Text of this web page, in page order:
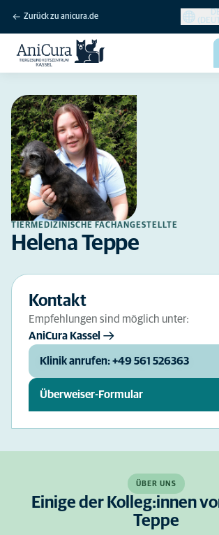
Zurück zu anicura.de
TIERMEDIZINISCHE FACHANGESTELLTE
Helena Teppe
Kontakt
Empfehlungen sind möglich unter:
AniCura Kassel
Klinik anrufen: +49 561 526363
Überweiser-Formular
ÜBER UNS
Einige der Kolleg:innen
Teppe